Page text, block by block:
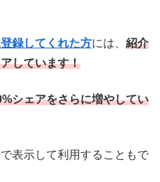
録してくれた方には、 紹介
しています！
シェアをさらに増やしてい
表示して利用することもで